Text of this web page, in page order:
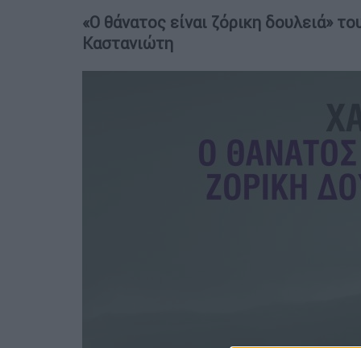
«Ο θάνατος είναι ζόρικη δουλειά»
Καστανιώτη